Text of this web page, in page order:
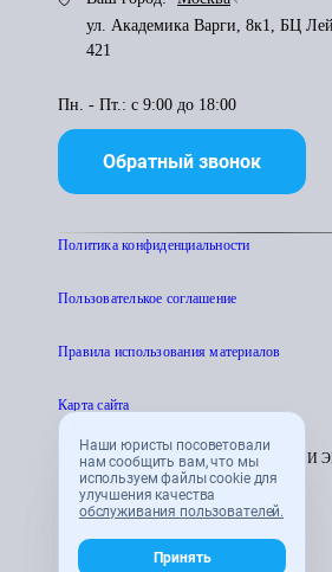
Наши юристы посоветовали
нам сообщить вам, что мы
используем файлы cookie для
улучшения качества
обслуживания пользователей.
Принять
ул. Академика Варги, 8к1, БЦ
421
Пн. - Пт.: с 9:00 до 18:00
Обратный звонок
Политика конфиденциальности
Пользователькое соглашение
Правила использования материалов
Карта сайта
© 1995 - 2026 «ЦЕНТР АТТЕСТАЦИИ И
CENTRATTEK.RU